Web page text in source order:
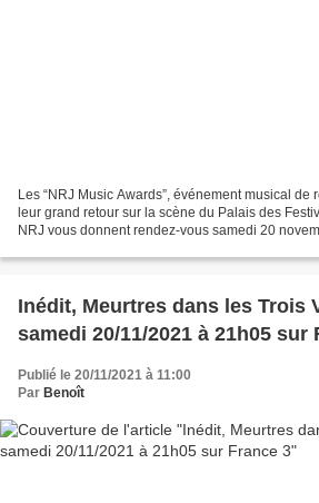
Les “NRJ Music Awards”, événement musical
leur grand retour sur la scène du Palais des
NRJ vous donnent rendez-vous samedi 20
Inédit, Meurtres dans les Trois
samedi 20/11/2021 à 21h05 sur
Publié le 20/11/2021 à 11:00
Par Benoît